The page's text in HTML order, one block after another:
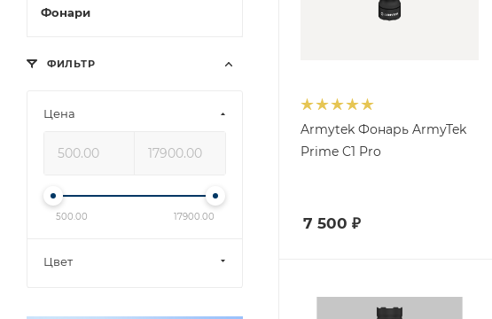
Armytek Фонарь ArmyTek
Prime C1 Pro
7 500 ₽
Фонари
ФИЛЬТР
Цена
500.00 17900.00
Цвет